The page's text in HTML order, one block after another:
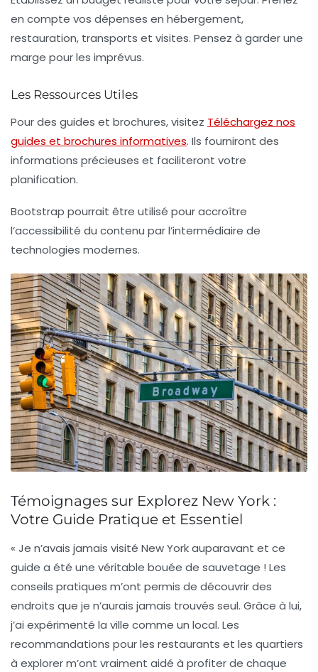
en compte vos dépenses en hébergement,
restauration, transports et visites. Pensez à garder une
marge pour les imprévus.
Les Ressources Utiles
Pour des guides et brochures, visitez Téléchargez nos
guides et brochures informatives. Ils fourniront des
informations précieuses et faciliteront votre
planification.
Bootstrap pourrait être utilisé pour accroître
l’accessibilité du contenu par l’intermédiaire de
technologies modernes.
Témoignages sur Explorez New York :
Votre Guide Pratique et Essentiel
« Je n’avais jamais visité New York auparavant et ce
guide a été une véritable bouée de sauvetage ! Les
conseils pratiques m’ont permis de découvrir des
endroits que je n’aurais jamais trouvés seul. Grâce à lui,
j’ai expérimenté la ville comme un local. Les
recommandations pour les restaurants et les quartiers
à explorer m’ont vraiment aidé à profiter de chaque